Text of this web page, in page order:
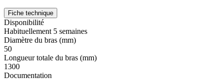
Fiche technique
Disponibilité
Habituellement 5 semaines
Diamètre du bras (mm)
50
Longueur totale du bras (mm)
1300
Documentation